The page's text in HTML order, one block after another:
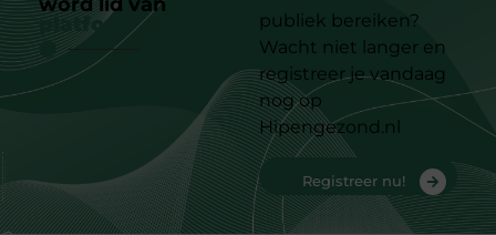
platform
publiek bereiken?
Wacht niet langer en
registreer je vandaag
nog op
Hipengezond.nl
Registreer nu!